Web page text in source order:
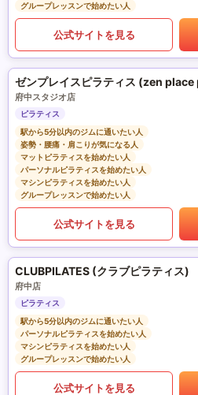
グループレッスンで始めたい人
公式サイトを見る
ゼンプレイスピラティス (zen
府中スタジオ店
ピラティス
駅から5分以内のジムに通いたい人
姿勢・腰痛・肩こりが気になる人
マットピラティスを始めたい人
パーソナルピラティスを始めたい人
マシンピラティスを始めたい人
グループレッスンで始めたい人
公式サイトを見る
CLUBPILATES (クラブピラティス)
府中店
ピラティス
駅から5分以内のジムに通いたい人
パーソナルピラティスを始めたい人
マシンピラティスを始めたい人
グループレッスンで始めたい人
公式サイトを見る